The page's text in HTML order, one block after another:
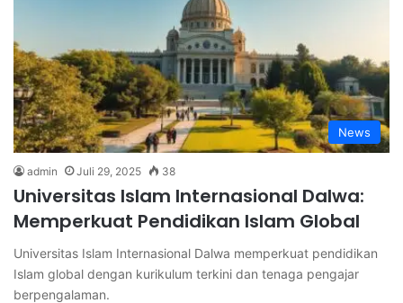
News
admin Juli 29, 2025 38
Universitas Islam Internasional Dalwa:
Memperkuat Pendidikan Islam Global
Universitas Islam Internasional Dalwa memperkuat pendidikan
Islam global dengan kurikulum terkini dan tenaga pengajar
berpengalaman.